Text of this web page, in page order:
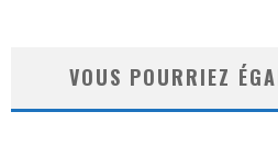
VOUS POURRIEZ